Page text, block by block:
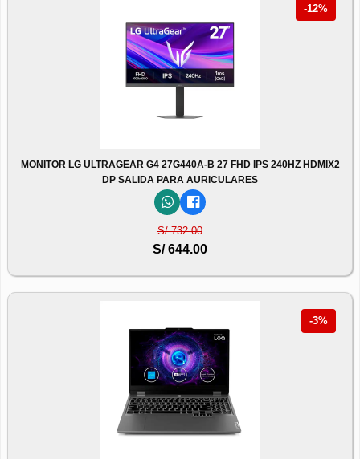
-12%
MONITOR LG ULTRAGEAR G4 27G440A-B 27 FHD IPS 240HZ HDMIX2
DP SALIDA PARA AURICULARES
S/ 732.00
S/ 644.00
-3%